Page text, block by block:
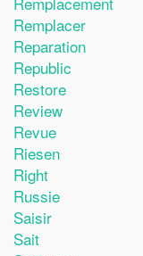
Remplacer
Reparation
Republic
Restore
Review
Revue
Riesen
Right
Russie
Saisir
Sait